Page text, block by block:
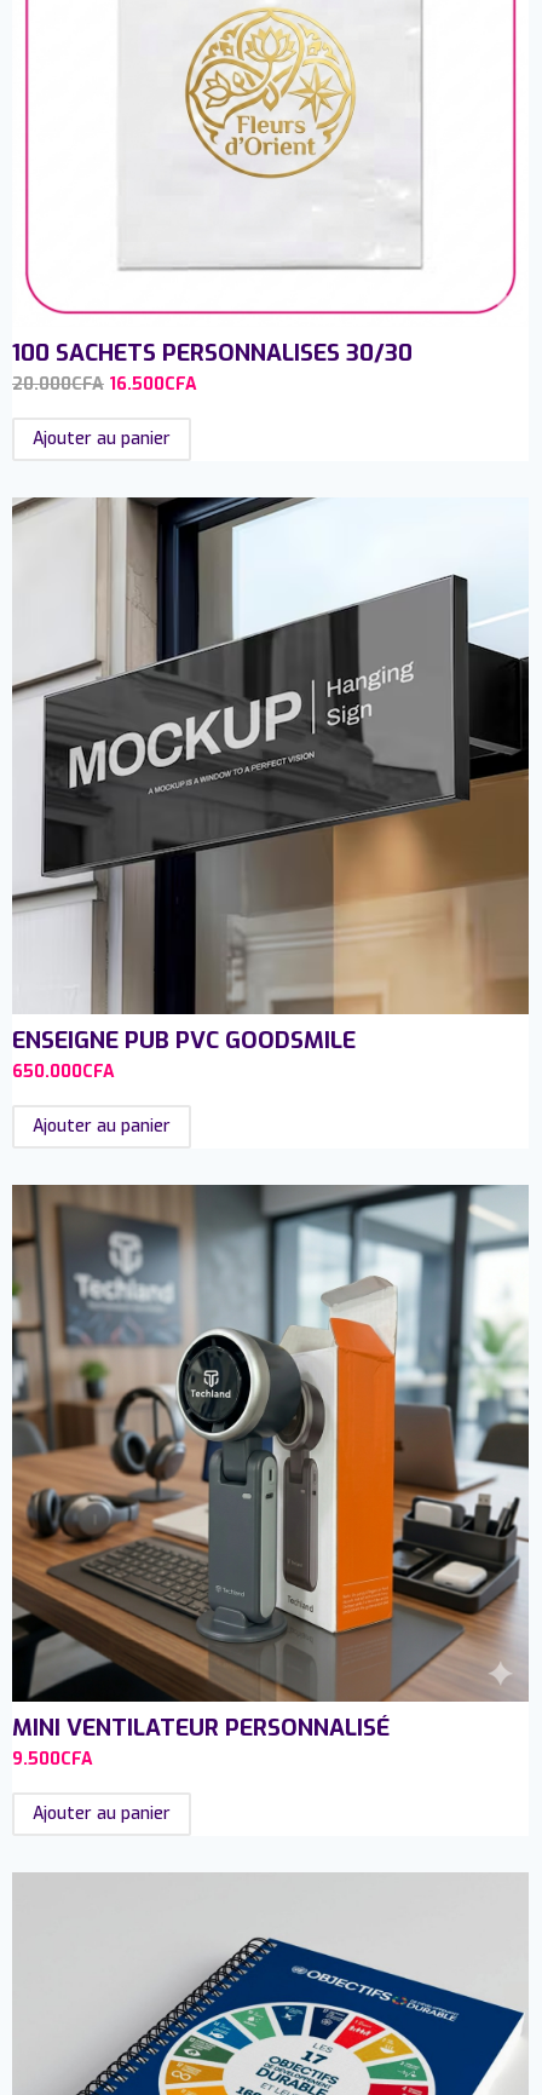
100 SACHETS PERSONNALISES 30/30
20.000CFA 16.500CFA
Ajouter au panier
ENSEIGNE PUB PVC GOODSMILE
650.000CFA
Ajouter au panier
MINI VENTILATEUR PERSONNALISÉ
9.500CFA
Ajouter au panier